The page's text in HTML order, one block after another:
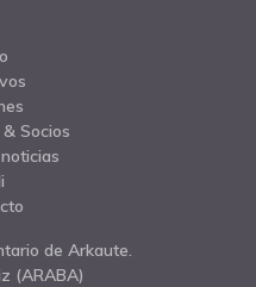
Socios
de Arkaute.
(ARABA)